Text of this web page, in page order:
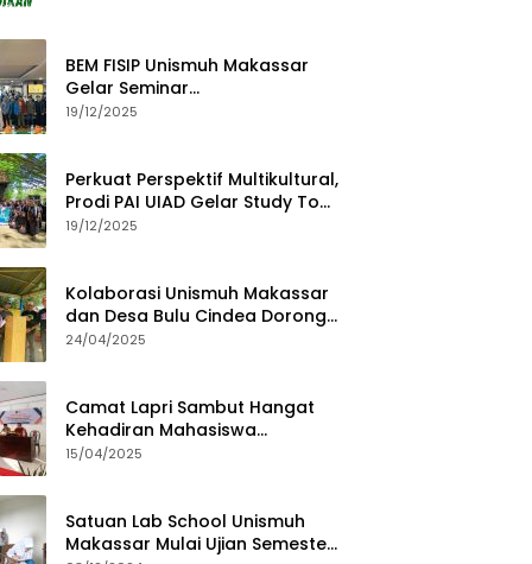
BEM FISIP Unismuh Makassar
Gelar Seminar
Keperempuanan, Bahas
19/12/2025
Perkuat Perspektif Multikultural,
Prodi PAI UIAD Gelar Study Tour
ke Kajang
19/12/2025
Kolaborasi Unismuh Makassar
dan Desa Bulu Cindea Dorong
Sentra Garam Industri
24/04/2025
Camat Lapri Sambut Hangat
Kehadiran Mahasiswa
PoltekMu
15/04/2025
Satuan Lab School Unismuh
Makassar Mulai Ujian Semester,